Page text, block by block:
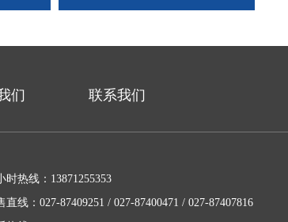
们 联系我们
时热线：13871255353
直线：027-87409251 / 027-87400471 / 027-87407816